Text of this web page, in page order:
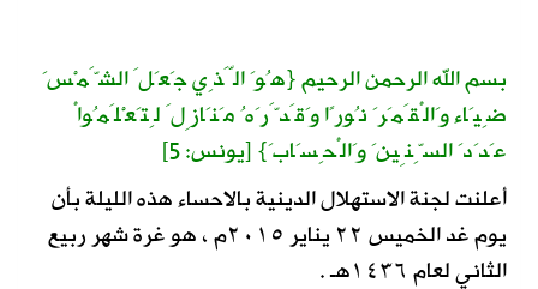
بسم الله الرحمن الرحيم {‏‏هُوَ الَّذِي جَعَلَ الشَّمْسَ
ضِيَاء وَالْقَمَرَ نُورًا وَقَدَّرَهُ مَنَازِلَ لِتَعْلَمُواْ
عَدَدَ السِّنِينَ وَالْحِسَابَ‏} ‏[‏يونس‏:‏ 5‏]‏
أعلنت لجنة الاستهلال الدينية بالاحساء هذه الليلة بأن
يوم غد الخميس ٢٢ يناير ٢٠١٥م ، هو غرة شهر ربيع
الثاني لعام ١٤٣٦هـ .